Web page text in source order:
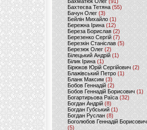
Бахтеєва Тетяна(55)
Бачун Олег (3)
Бейлін Михайло (1)
Бережна Ірина(12)
Береза Борислав(2)
Березенко Сергій (7)
Березкін Станіслав (5)
Березюк Олег(2)
Білецький Андрій (1)
Білик Ірина (1)
Бірюков Юрій Сергійович (2)
Блажівський Петро (1)
Бланк Максим(3)
Бобов Геннадій (2)
Бобов Геннадій Борисович (1)
Богартирьова Раїса (32)
Богдан Андрій(8)
Богдан Губський (1)
Богдан Руслан(8)
Боголюбов Геннадій Борисович
(5)